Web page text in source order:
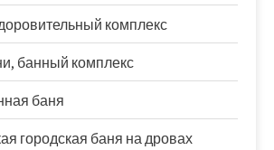
комплекс
банный комплекс
баня
городская баня на дровах